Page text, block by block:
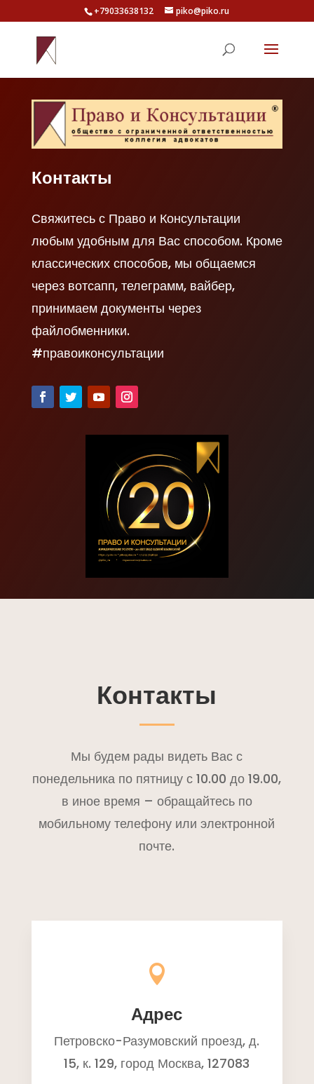
+79033638132 piko@piko.ru
Контакты
Свяжитесь с Право и Консультации
любым удобным для Вас способом. Кроме
классических способов, мы общаемся
через вотсапп, телеграмм, вайбер,
принимаем документы через
файлобменники.
#правоиконсультации
Контакты
Мы будем рады видеть Вас с
понедельника по пятницу с 10.00 до 19.00,
в иное время – обращайтесь по
мобильному телефону или электронной
почте.

Адрес
Петровско-Разумовский проезд, д.
15, к. 129, город Москва, 127083